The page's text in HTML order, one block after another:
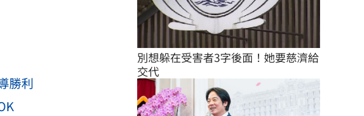
勝利
別想躲在受害者3字後面！她要慈濟給
交代